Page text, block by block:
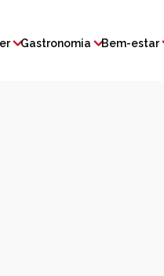
Gastronomia Bem-estar